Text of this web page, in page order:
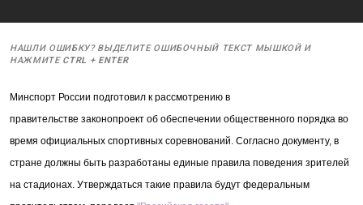
НАШЛИ ОШИБКУ? ВЫДЕЛИТЕ ОШИБОЧНЫЙ ТЕКСТ МЫШКОЙ И
НАЖМИТЕ CTRL + ENTER
Минспорт России подготовил к рассмотрению в
правительстве законопроект об обеспечении общественного порядка во
время официальных спортивных соревнований. Согласно документу, в
стране должны быть разработаны единые правила поведения зрителей
на стадионах. Утверждаться такие правила будут федеральным